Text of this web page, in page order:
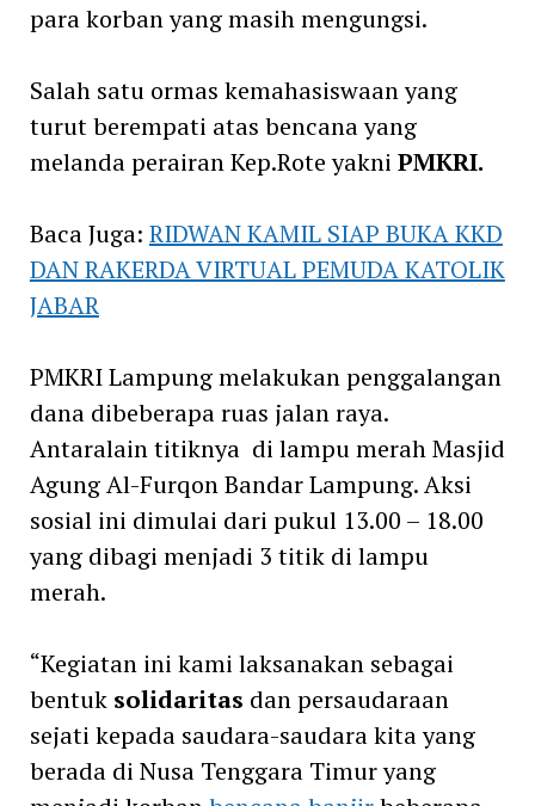
para korban yang masih mengungsi.
Salah satu ormas kemahasiswaan yang
turut berempati atas bencana yang
melanda perairan Kep.Rote yakni PMKRI.
Baca Juga: RIDWAN KAMIL SIAP BUKA KKD
DAN RAKERDA VIRTUAL PEMUDA KATOLIK
JABAR
PMKRI Lampung melakukan penggalangan
dana dibeberapa ruas jalan raya.
Antaralain titiknya di lampu merah Masjid
Agung Al-Furqon Bandar Lampung. Aksi
sosial ini dimulai dari pukul 13.00 – 18.00
yang dibagi menjadi 3 titik di lampu
merah.
“Kegiatan ini kami laksanakan sebagai
bentuk solidaritas dan persaudaraan
sejati kepada saudara-saudara kita yang
berada di Nusa Tenggara Timur yang